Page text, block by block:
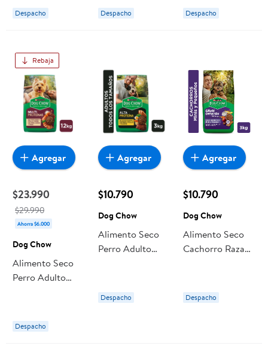
Bolsa 3 Kg Dog
Chow
Despacho
Carne Y Pollo
Bolsa. 12 kg Dog
Despacho
Carne Y Pollo
Bolsa 3 Kg Dog
Despacho
Rebaja
$23.990
$29.990
Ahorra $6.000
Dog Chow
Alimento Seco
Perro Adulto
kg Dog Chow
Despacho
Agregar
$10.790
Dog Chow
Alimento Seco
Perro Adulto
Dog Chow
Despacho
Agregar
$10.790
Dog Chow
Alimento Seco
Cachorro Raza
Dog Chow
Despacho
Agregar